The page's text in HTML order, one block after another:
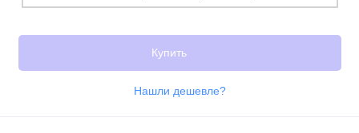
Купить
Нашли дешевле?